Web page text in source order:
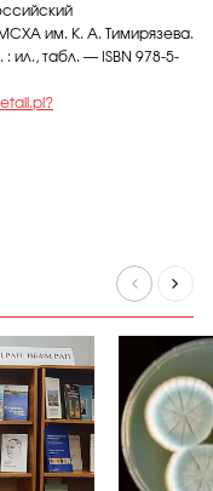
им. К. А. Тимирязева.
табл. — ISBN 978-5-